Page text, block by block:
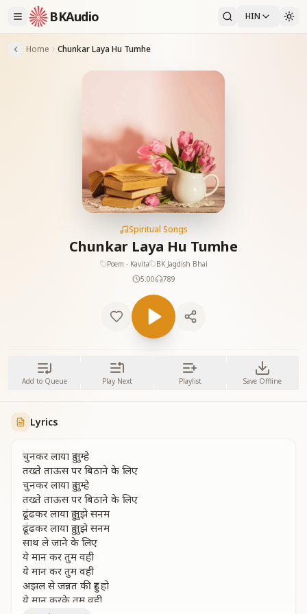
BKAudio HIN
Home Chunkar Laya Hu Tumhe
Spiritual Songs
Chunkar Laya Hu Tumhe
Poem - Kavita
BK Jagdish Bhai
5:00
789
Add to Queue Play Next Playlist Save Offline
Lyrics
चुनकर लाया हु तुम्हे
तख्ते ताऊस पर बिठाने के लिए
चुनकर लाया हु तुम्हे
तख्ते ताऊस पर बिठाने के लिए
ढूंढकर लाया हु तुझे सनम
ढूंढकर लाया हु तुझे सनम
साथ ले जाने के लिए
ये मान कर तुम वही
ये मान कर तुम वही
अझल से जन्नत की हुर हो
ये मान करके तुम वही